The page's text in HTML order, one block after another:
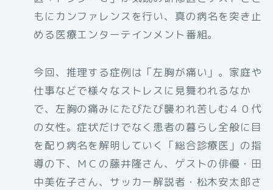
もにカンファレンスを行い、真の病名を突き止
める医療エンターテインメント番組。
今回、推理する症例は「左胸が痛い」。家庭や
仕事などで様々なストレスに見舞われるなか
で、左胸の痛みにたびたび襲われ苦しむ４０代
の女性。症状だけでなく患者の暮らし全般に目
を配り病名を解明していく「総合診療医」の指
導の下、ＭＣの藤井隆さん、ゲストの俳優・田
中美佐子さん、サッカー解説者・松木安太郎さ